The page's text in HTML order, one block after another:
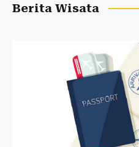
Berita Wisata